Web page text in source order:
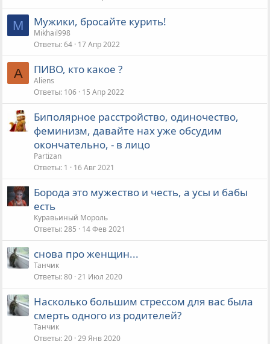
M Мужики, бросайте курить!
Mikhail998
Ответы 64 17 Апр 2022
A ПИВО, кто какое ?
Aliens
Ответы 106 15 Апр 2022
Биполярное расстройство, одиночество,
феминизм, давайте нах уже обсудим
окончательно, - в лицо
Partizan
Ответы 1 16 Авг 2021
Борода это мужество и честь, а усы и бабы
есть
Куравьиный Мороль
Ответы 285 14 Фев 2021
снова про женщин...
Танчик
Ответы 80 21 Июл 2020
Насколько большим стрессом для вас была
смерть одного из родителей?
Танчик
Ответы 20 29 Янв 2020